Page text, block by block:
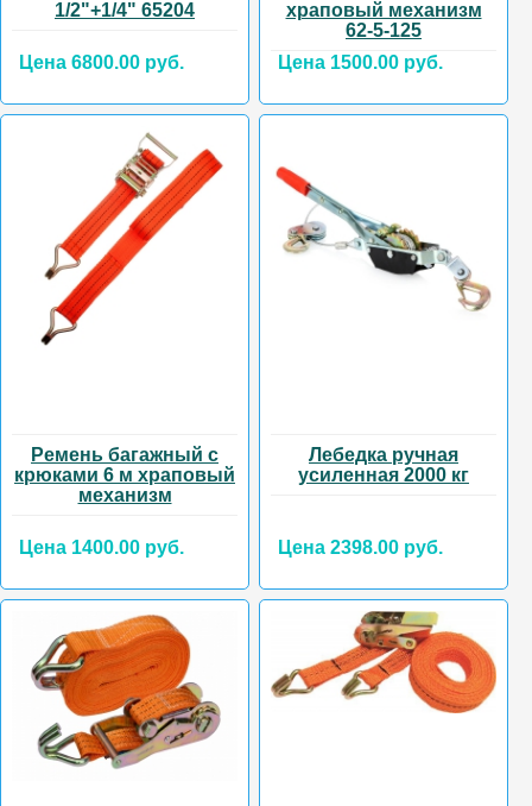
1/2"+1/4" 65204
Цена 6800.00 руб.
храповый механизм
62-5-125
Цена 1500.00 руб.
Ремень багажный с
крюками 6 м храповый
механизм
Цена 1400.00 руб.
Лебедка ручная
усиленная 2000 кг
Цена 2398.00 руб.